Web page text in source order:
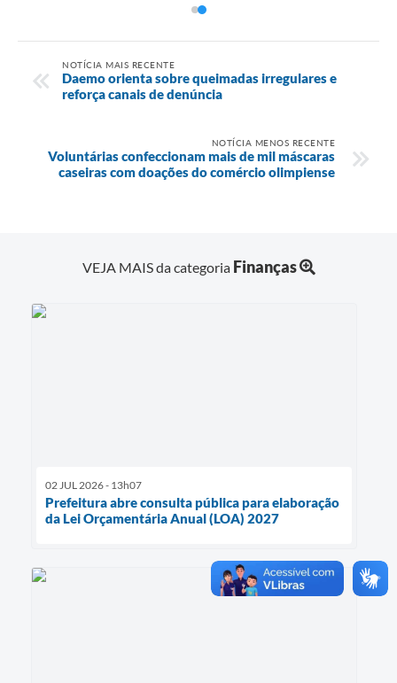
NOTÍCIA MAIS RECENTE
Daemo orienta sobre queimadas irregulares e
reforça canais de denúncia
NOTÍCIA MENOS RECENTE
Voluntárias confeccionam mais de mil máscaras
caseiras com doações do comércio olimpiense
VEJA MAIS da categoria Finanças
02 JUL 2026 - 13h07
Prefeitura abre consulta pública para elaboração
da Lei Orçamentária Anual (LOA) 2027